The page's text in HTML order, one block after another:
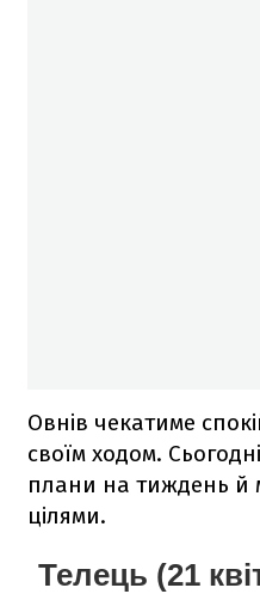
Овнів чекатиме
своїм ходом.
плани на тиждень й
цілями.
Телець (21